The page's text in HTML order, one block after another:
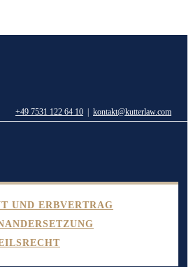
+49 7531 122 64 10 |kontakt@kutterlaw.com
UND ERBVERTRAG